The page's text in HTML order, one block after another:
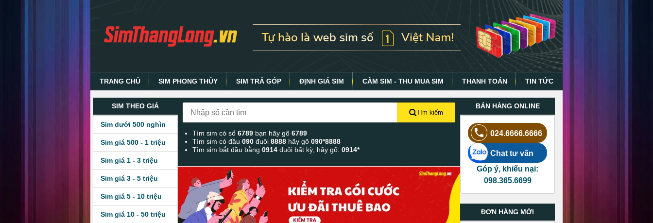
TRANG CHỦ SIM PHONG THỦY SIM TRẢ GÓP ĐỊNH GIÁ SIM CẦM SIM - THU MUA SIM THANH TOÁN TIN TỨC
SIM THEO GIÁ
Sim dưới 500 nghìn
Sim giá 500 - 1 triệu
Sim giá 1 - 3 triệu
Sim giá 3 - 5 triệu
Sim giá 5 - 10 triệu
Sim giá 10 - 50 triệu
Tìm kiếm
Tìm sim có số6789 bạn hãy gõ6789
Tìm sim có đầu090đuôi8888 hãy gõ090*8888
Tìm sim bắt đầu bằng0914 đuôi bất kỳ, hãy gõ:0914*
BÁN HÀNG ONLINE
024.6666.6666
Chat tư vấn
Góp ý, khiếu nại:
098.365.6699
ĐƠN HÀNG MỚI